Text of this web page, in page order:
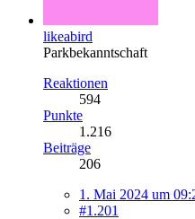
likeabird
Parkbekanntschaft
Reaktionen
594
Punkte
1.216
Beiträge
206
1. Mai 2024 um
#1.201